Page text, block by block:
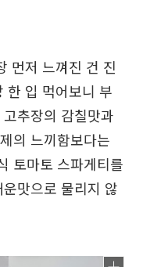
먼저 느껴진 건 진
한 입 먹어보니 부
추장의 감칠맛과
의 느끼함보다는
토마토 스파게티를
맛으로 물리지 않